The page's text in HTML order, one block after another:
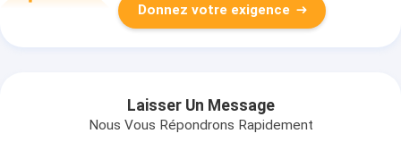
Donnez votre exigence
Laisser Un Message
Nous Vous Répondrons Rapidement